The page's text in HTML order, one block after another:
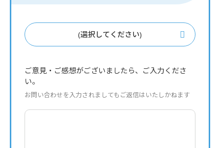
(選択してください)
ご意見・ご感想がございましたら、ご入力くださ
い。
お問い合わせを入力されましてもご返信はいたしかねます